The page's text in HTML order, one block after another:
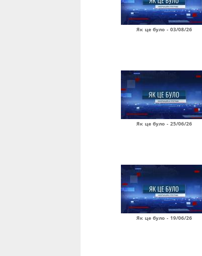
Як це було - 03/08/26
Як це було - 25/06/26
Як це було - 19/06/26